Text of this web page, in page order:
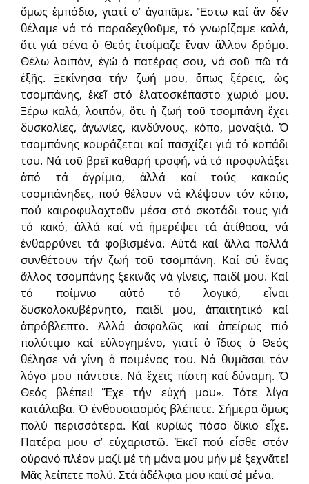
ὅμως ἐμπόδιο, γιατί σ’ ἀγαπᾶμε. Ἔστω καί ἄν δέν
θέλαμε νά τό παραδεχθοῦμε, τό γνωρίζαμε καλά,
ὅτι γιά σένα ὁ Θεός ἑτοίμαζε ἕναν ἄλλον δρόμο.
Θέλω λοιπόν, ἐγώ ὁ πατέρας σου, νά σοῦ πῶ τά
ἑξῆς. Ξεκίνησα τήν ζωή μου, ὅπως ξέρεις, ὡς
τσομπάνης, ἐκεῖ στό ἐλατοσκέπαστο χωριό μου.
Ξέρω καλά, λοιπόν, ὅτι ἡ ζωή τοῦ τσομπάνη ἔχει
δυσκολίες, ἀγωνίες, κινδύνους, κόπο, μοναξιά. Ὁ
τσομπάνης κουράζεται καί πασχίζει γιά τό κοπάδι
του. Νά τοῦ βρεῖ καθαρή τροφή, νά τό προφυλάξει
ἀπό τά ἀγρίμια, ἀλλά καί τούς κακούς
τσομπάνηδες, πού θέλουν νά κλέψουν τόν κόπο,
πού καιροφυλαχτοῦν μέσα στό σκοτάδι τους γιά
τό κακό, ἀλλά καί νά ἠμερέψει τά ἀτίθασα, νά
ἐνθαρρύνει τά φοβισμένα. Αὐτά καί ἄλλα πολλά
συνθέτουν τήν ζωή τοῦ τσομπάνη. Καί σύ ἕνας
ἄλλος τσομπάνης ξεκινᾶς νά γίνεις, παιδί μου. Καί
τό ποίμνιο αὐτό τό λογικό, εἶναι
δυσκολοκυβέρνητο, παιδί μου, ἀπαιτητικό καί
ἀπρόβλεπτο. Ἀλλά ἀσφαλῶς καί ἀπείρως πιό
πολύτιμο καί εὐλογημένο, γιατί ὁ ἴδιος ὁ Θεός
θέλησε νά γίνη ὁ ποιμένας του. Νά θυμᾶσαι τόν
λόγο μου πάντοτε. Νά ἔχεις πίστη καί δύναμη. Ὁ
Θεός βλέπει! Ἔχε τήν εὐχή μου». Τότε λίγα
κατάλαβα. Ὁ ἐνθουσιασμός βλέπετε. Σήμερα ὅμως
πολύ περισσότερα. Καί κυρίως πόσο δίκιο εἶχε.
Πατέρα μου σ’ εὐχαριστῶ. Ἐκεῖ πού εἶσθε στόν
οὐρανό πλέον μαζί μέ τή μάνα μου μήν μέ ξεχνᾶτε!
Μᾶς λείπετε πολύ. Στά ἀδέλφια μου καιί σέ μένα.